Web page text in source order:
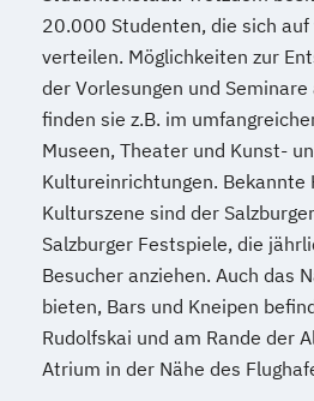
20.000 Studenten, die sich
verteilen. Möglichkeiten zur
der Vorlesungen und
finden sie z.B. im
Museen, Theater und Kunst-
Kultureinrichtungen. Bekannte
Kulturszene sind der
Salzburger Festspiele, die
Besucher anziehen. Auch das
bieten, Bars und Kneipen
Rudolfskai und am Rande der
Atrium in der Nähe des